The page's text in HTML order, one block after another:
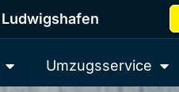
Umzugsservice